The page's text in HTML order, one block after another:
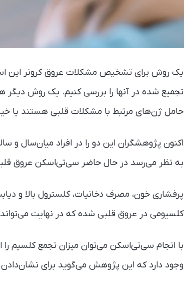
یک روش برای تشخیص مشکلات عروق کرونر این
تجمیع شده در آنها را بررسی کنیم. یک روش دیگر
حامل ژن‌های مرتبط با مشکلات قلبی هستند یا
اکنون پژوهشگران این دو را در افراد میان‌سال و
به نظر می‌رسد در حال حاضر سی‌تی‌اسکن عروق
پرفشاری خون، مصرف دخانیات، کلسترول بالا و
کلسیومی در عروق قلبی شده که در نهایت
وجود دارد که این پژوهش می‌گوید برای